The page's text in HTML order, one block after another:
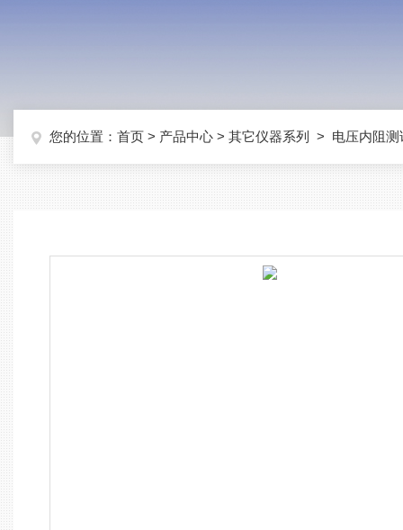
您的位置： 首页 > 产品中心 > 其它仪器系列 > 电压内阻测